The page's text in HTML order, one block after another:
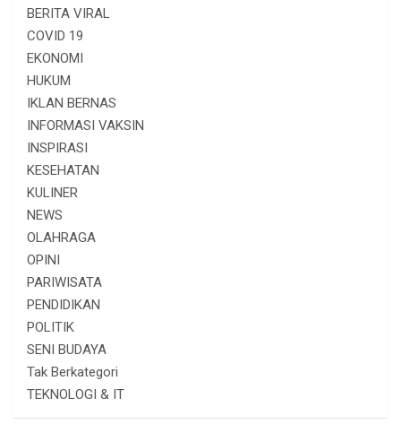
BERITA VIRAL
COVID 19
EKONOMI
HUKUM
IKLAN BERNAS
INFORMASI VAKSIN
INSPIRASI
KESEHATAN
KULINER
NEWS
OLAHRAGA
OPINI
PARIWISATA
PENDIDIKAN
POLITIK
SENI BUDAYA
Tak Berkategori
TEKNOLOGI & IT